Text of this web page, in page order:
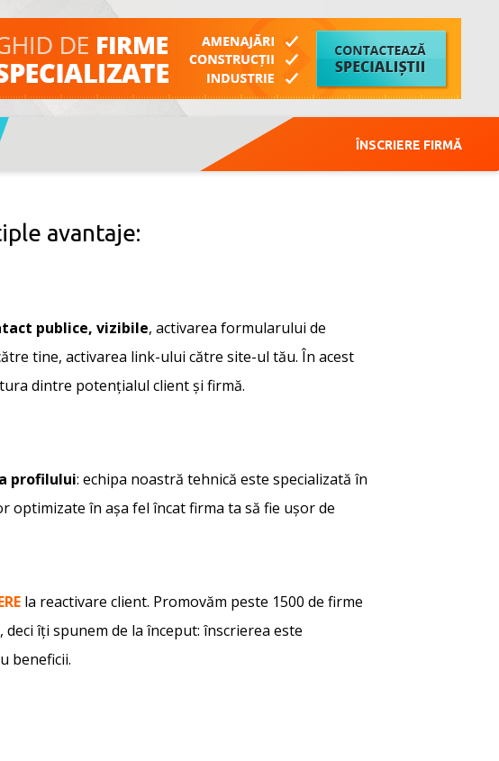
ÎNSCRIERE FIRMĂ
avantaje:
publice, vizibile, activarea formularului de
tine, activarea link-ului către site-ul tău. În acest
dintre potențialul client și firmă.
profilului: echipa noastră tehnică este specializată în
optimizate în așa fel încat firma ta să fie ușor de
la reactivare client. Promovăm peste 1500 de firme
deci îţi spunem de la început: înscrierea este
beneficii.